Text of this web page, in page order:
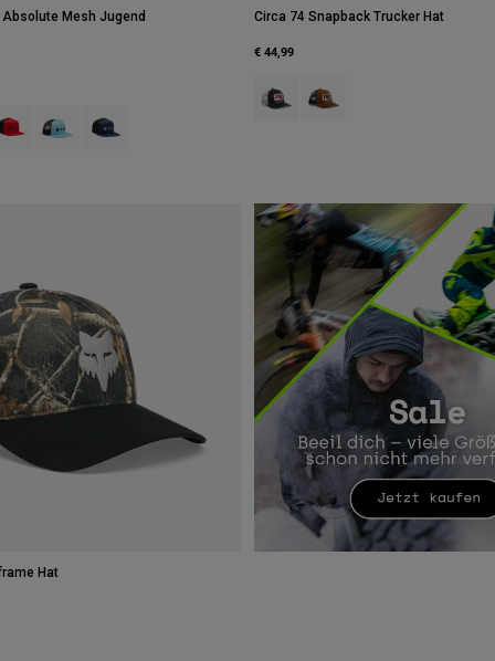
Mesh Jugend
of Schwarz.
type of Wolkengrau.
swatch type of Flammenrot.
Product swatch type of Eisiges Blau.
Product swatch type of Mitternachtsblau.
Circa 74 Snapback Trucker Hat
€ 44,99
Product swatch type of
Product swatch type of
Hat
of Black/Multi.
type of Multicolor/Green.